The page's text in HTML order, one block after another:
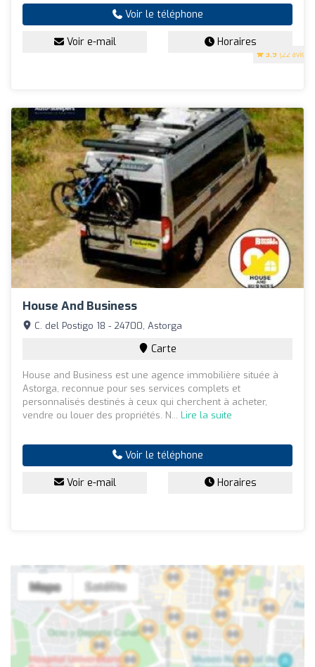
3.9 (22 avis)
Voir le téléphone
Voir e-mail Horaires
House And Business
C. del Postigo 18 - 24700, Astorga
Carte
House and Business est une agence immobilière située à
Astorga, reconnue pour ses services complets et
personnalisés destinés à ceux qui cherchent à acheter,
vendre ou louer des propriétés. N... Lire la suite
Voir le téléphone
Voir e-mail Horaires